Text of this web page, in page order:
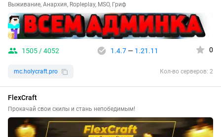
Выживание, Анархия, Ropleplay, MSO, Гриф
1505 / 4052 1.4.7— 1.21.11 0
mc.holycraft.pro Кол-во серверов: 2
FlexCraft
Прокачай свои скилы и стань непобедимым!